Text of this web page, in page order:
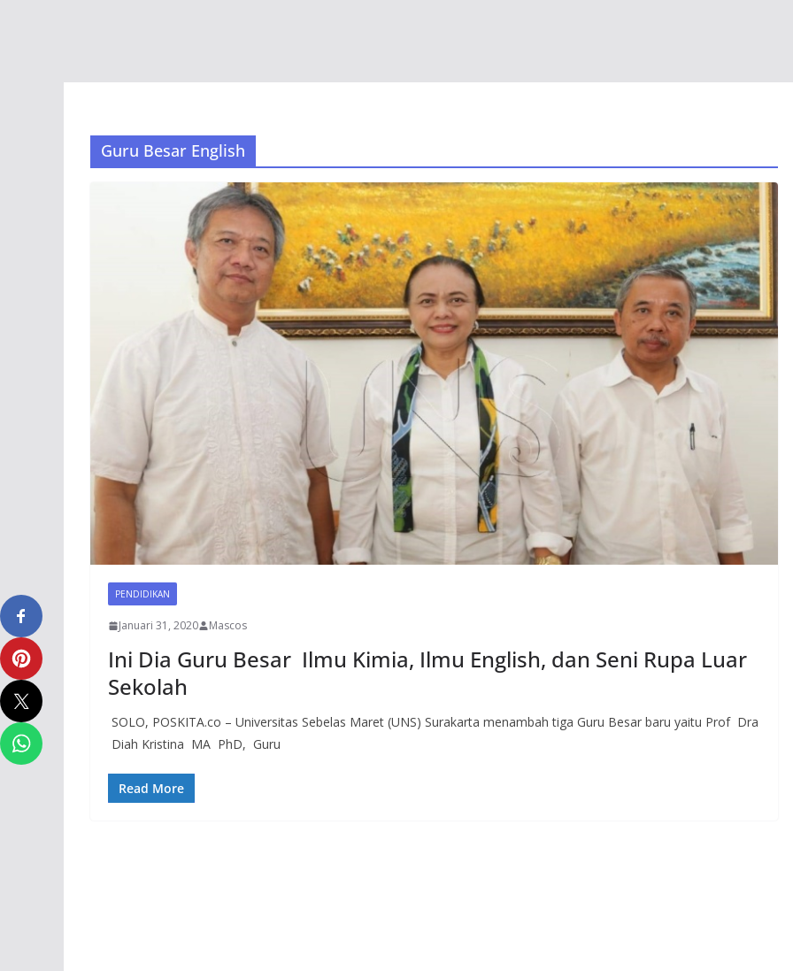
Guru Besar English
PENDIDIKAN
Januari 31, 2020 Mascos
Ini Dia Guru Besar Ilmu Kimia, Ilmu English, dan Seni Rupa Luar
Sekolah
SOLO, POSKITA.co – Universitas Sebelas Maret (UNS) Surakarta menambah tiga Guru Besar baru yaitu Prof Dra
Diah Kristina MA PhD, Guru
Read More